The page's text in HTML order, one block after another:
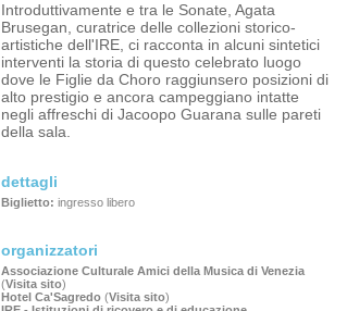
Introduttivamente e tra le Sonate, Agata
Brusegan, curatrice delle collezioni storico-
artistiche dell'IRE, ci racconta in alcuni sintetici
interventi la storia di questo celebrato luogo
dove le Figlie da Choro raggiunsero posizioni di
alto prestigio e ancora campeggiano intatte
negli affreschi di Jacoopo Guarana sulle pareti
della sala.
dettagli
Biglietto: ingresso libero
organizzatori
Associazione Culturale Amici della Musica di Venezia
(Visita sito)
Hotel Ca'Sagredo (Visita sito)